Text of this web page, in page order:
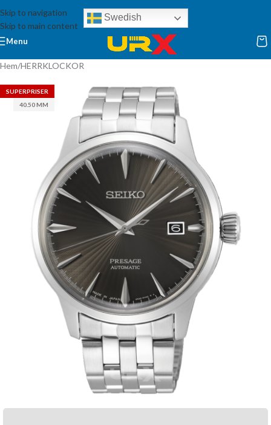
Skip to navigation
Skip to main content
Swedish
Menu
Hem/HERRKLOCKOR
SUPERPRISER
40.50 MM